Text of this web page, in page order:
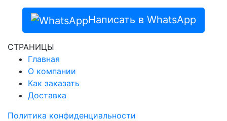
Написать в WhatsApp
СТРАНИЦЫ
Главная
О компании
Как заказать
Доставка
Политика конфиденциальности